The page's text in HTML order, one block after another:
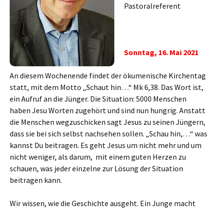
Pastoralreferent
Sonntag, 16. Mai 2021
An diesem Wochenende findet der ökumenische Kirchentag
statt, mit dem Motto „Schaut hin…“ Mk 6,38. Das Wort ist,
ein Aufruf an die Jünger. Die Situation: 5000 Menschen
haben Jesu Worten zugehört und sind nun hungrig. Anstatt
die Menschen wegzuschicken sagt Jesus zu seinen Jüngern,
dass sie bei sich selbst nachsehen sollen. „Schau hin,…“ was
kannst Du beitragen. Es geht Jesus um nicht mehr und um
nicht weniger, als darum, mit einem guten Herzen zu
schauen, was jeder einzelne zur Lösung der Situation
beitragen kann.
Wir wissen, wie die Geschichte ausgeht. Ein Junge macht